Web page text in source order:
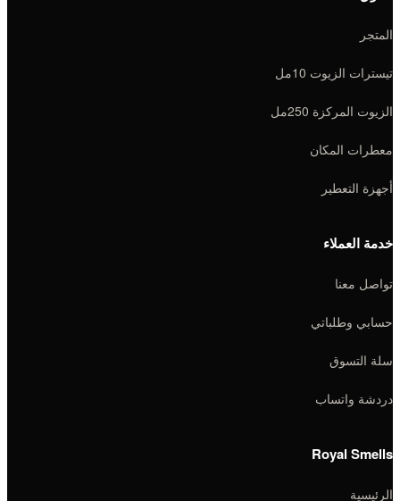
المتجر
تيسترات الزيوت 10مل
الزيوت المركزة 250مل
معطرات المكان
أجهزة التعطير
خدمة العملاء
تواصل معنا
حسابي وطلباتي
سلة التسوق
دردشة واتساب
Royal Smells
الرئيسية